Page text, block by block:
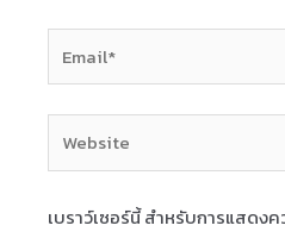
เบราว์เซอร์นี้ สำหรับการแสดง